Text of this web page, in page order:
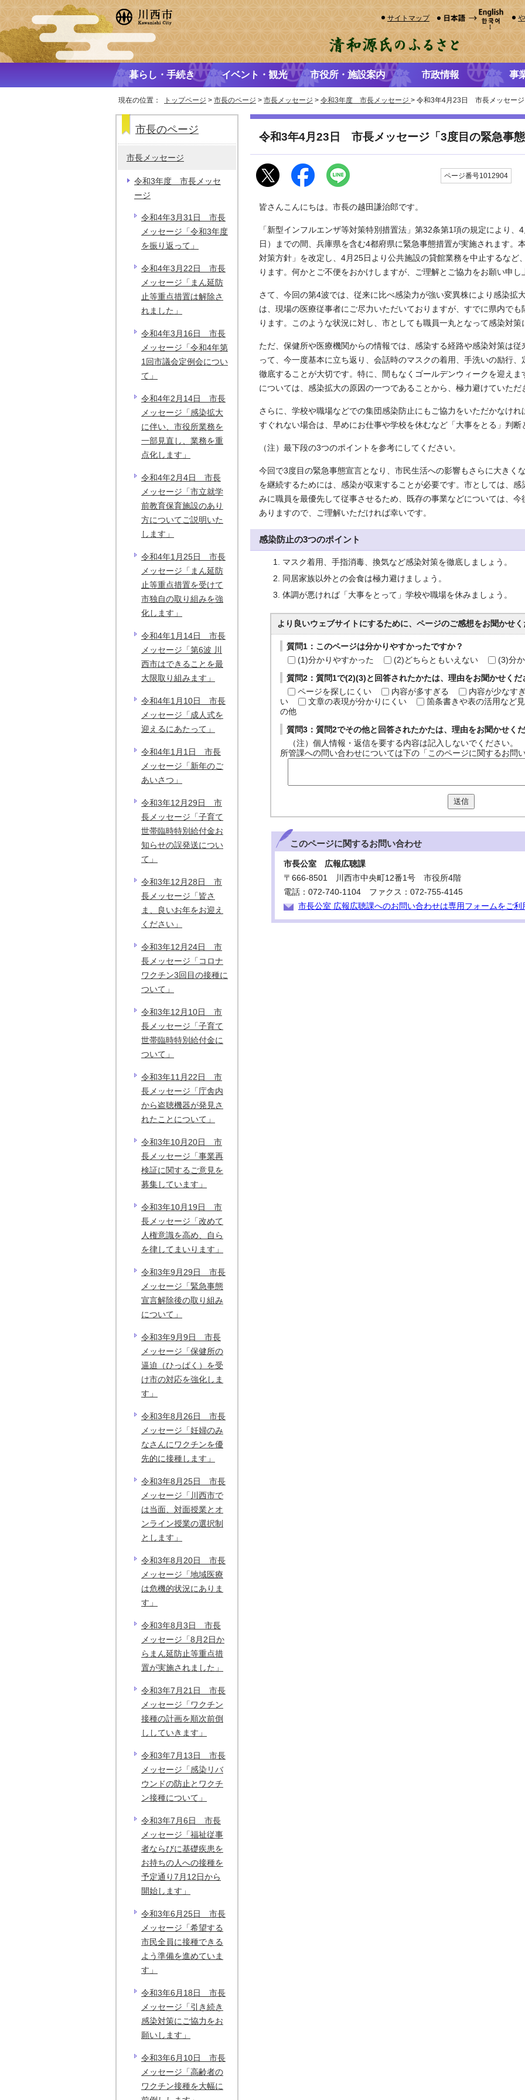
サイトマップ
暮らし・手続き イベント・観光 市役所・施設案内 市政情報 事
現在の位置： トップページ > 市長のページ > 市長メッセージ > 令和3年度 市長メッセージ > 令和3年4月23日 市長メッセージ
令和3年4月23日 市長メッセージ「3度目の緊急事態
ページ番号1012904
皆さんこんにちは。市長の越田謙治郎です。
「新型インフルエンザ等対策特別措置法」第32条第1項の規定により
日）までの間、兵庫県を含む4都府県に緊急事態措置が実施されます。
対策方針」を改定し、4月25日より公共施設の貸館業務を中止するなど
ります。何かとご不便をおかけしますが、ご理解とご協力をお願い申し
さて、今回の第4波では、従来に比べ感染力が強い変異株により感染拡
は、現場の医療従事者にご尽力いただいておりますが、すでに県内で
ります。このような状況に対し、市としても職員一丸となって感染対策
ただ、保健所や医療機関からの情報では、感染する経路や感染対策は
って、今一度基本に立ち返り、会話時のマスクの着用、手洗いの励行
徹底することが大切です。特に、間もなくゴールデンウィークを迎え
については、感染拡大の原因の一つであることから、極力避けていただ
さらに、学校や職場などでの集団感染防止にもご協力をいただかなけ
すぐれない場合は、早めにお仕事や学校を休むなど「大事をとる」判断
（注）最下段の3つのポイントを参考にしてください。
今回で3度目の緊急事態宣言となり、市民生活への影響もさらに大きく
を継続するためには、感染が収束することが必要です。市としては、
みに職員を最優先して従事させるため、既存の事業などについては、
ありますので、ご理解いただければ幸いです。
感染防止の3つのポイント
マスク着用、手指消毒、換気など感染対策を徹底しましょう。
同居家族以外との会食は極力避けましょう。
体調が悪ければ「大事をとって」学校や職場を休みましょう。
より良いウェブサイトにするために、ページのご感想をお聞かせく
質問1：このページは分かりやすかったですか？
(1)分かりやすかった
(2)どちらともいえない (3)分
質問2：質問1で(2)(3)と回答されたかたは、理由をお聞かせくだ
ページを探しにくい
内容が多すぎる 内容が少なす
い
文章の表現が分かりにくい 箇条書きや表の活用など
の他
質問3：質問2でその他と回答されたかたは、理由をお聞かせくだ
（注）個人情報・返信を要する内容は記入しないでください。
所管課への問い合わせについては下の「このページに関するお問い
送信
このページに関するお問い合わせ
市長公室 広報広聴課
〒666-8501 川西市中央町12番1号 市役所4階
電話：072-740-1104 ファクス：072-755-4145
市長公室 広報広聴課へのお問い合わせは専用フォームをご利
市長のページ
市長メッセージ
令和3年度 市長メッセ
ージ
令和4年3月31日 市長
メッセージ「令和3年度
を振り返って」
令和4年3月22日 市長
メッセージ「まん延防
止等重点措置は解除さ
れました」
令和4年3月16日 市長
メッセージ「令和4年第
1回市議会定例会につい
て」
令和4年2月14日 市長
メッセージ「感染拡大
に伴い、市役所業務を
一部見直し、業務を重
点化します」
令和4年2月4日 市長
メッセージ「市立就学
前教育保育施設のあり
方についてご説明いた
します」
令和4年1月25日 市長
メッセージ「まん延防
止等重点措置を受けて
市独自の取り組みを強
化します」
令和4年1月14日 市長
メッセージ「第6波 川
西市はできることを最
大限取り組みます」
令和4年1月10日 市長
メッセージ「成人式を
迎えるにあたって」
令和4年1月1日 市長
メッセージ「新年のご
あいさつ」
令和3年12月29日 市
長メッセージ「子育て
世帯臨時特別給付金お
知らせの誤発送につい
て」
令和3年12月28日 市
長メッセージ「皆さ
ま、良いお年をお迎え
ください」
令和3年12月24日 市
長メッセージ「コロナ
ワクチン3回目の接種に
ついて」
令和3年12月10日 市
長メッセージ「子育て
世帯臨時特別給付金に
ついて」
令和3年11月22日 市
長メッセージ「庁舎内
から盗聴機器が発見さ
れたことについて」
令和3年10月20日 市
長メッセージ「事業再
検証に関するご意見を
募集しています」
令和3年10月19日 市
長メッセージ「改めて
人権意識を高め、自ら
を律してまいります」
令和3年9月29日 市長
メッセージ「緊急事態
宣言解除後の取り組み
について」
令和3年9月9日 市長
メッセージ「保健所の
逼迫（ひっぱく）を受
け市の対応を強化しま
す」
令和3年8月26日 市長
メッセージ「妊婦のみ
なさんにワクチンを優
先的に接種します」
令和3年8月25日 市長
メッセージ「川西市で
は当面、対面授業とオ
ンライン授業の選択制
とします」
令和3年8月20日 市長
メッセージ「地域医療
は危機的状況にありま
す」
令和3年8月3日 市長
メッセージ「8月2日か
らまん延防止等重点措
置が実施されました」
令和3年7月21日 市長
メッセージ「ワクチン
接種の計画を順次前倒
ししていきます」
令和3年7月13日 市長
メッセージ「感染リバ
ウンドの防止とワクチ
ン接種について」
令和3年7月6日 市長
メッセージ「福祉従事
者ならびに基礎疾患を
お持ちの人への接種を
予定通り7月12日から
開始します」
令和3年6月25日 市長
メッセージ「希望する
市民全員に接種できる
よう準備を進めていま
す」
令和3年6月18日 市長
メッセージ「引き続き
感染対策にご協力をお
願いします」
令和3年6月10日 市長
メッセージ「高齢者の
ワクチン接種を大幅に